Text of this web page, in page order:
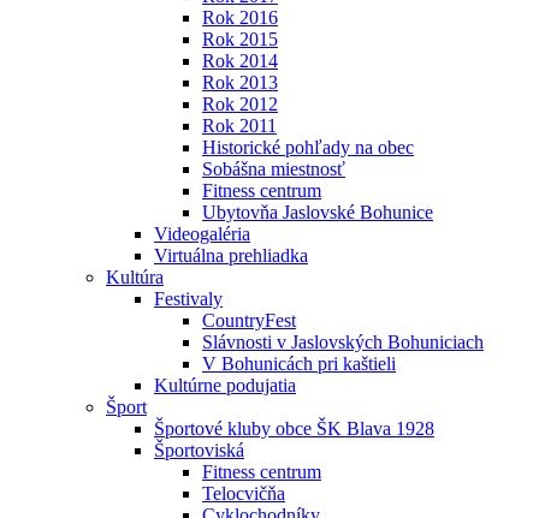
Rok 2016
Rok 2015
Rok 2014
Rok 2013
Rok 2012
Rok 2011
Historické pohľady na obec
Sobášna miestnosť
Fitness centrum
Ubytovňa Jaslovské Bohunice
Videogaléria
Virtuálna prehliadka
Kultúra
Festivaly
CountryFest
Slávnosti v Jaslovských Bohuniciach
V Bohunicách pri kaštieli
Kultúrne podujatia
Šport
Športové kluby obce ŠK Blava 1928
Športoviská
Fitness centrum
Telocvičňa